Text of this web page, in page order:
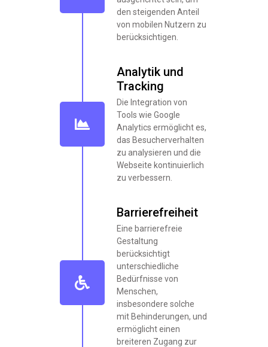
den steigenden Anteil
von mobilen Nutzern zu
berücksichtigen.
Analytik und
Tracking
Die Integration von
Tools wie Google
Analytics ermöglicht es,
das Besucherverhalten
zu analysieren und die
Webseite kontinuierlich
zu verbessern.
Barrierefreiheit
Eine barrierefreie
Gestaltung
berücksichtigt
unterschiedliche
Bedürfnisse von
Menschen,
insbesondere solche
mit Behinderungen, und
ermöglicht einen
breiteren Zugang zur